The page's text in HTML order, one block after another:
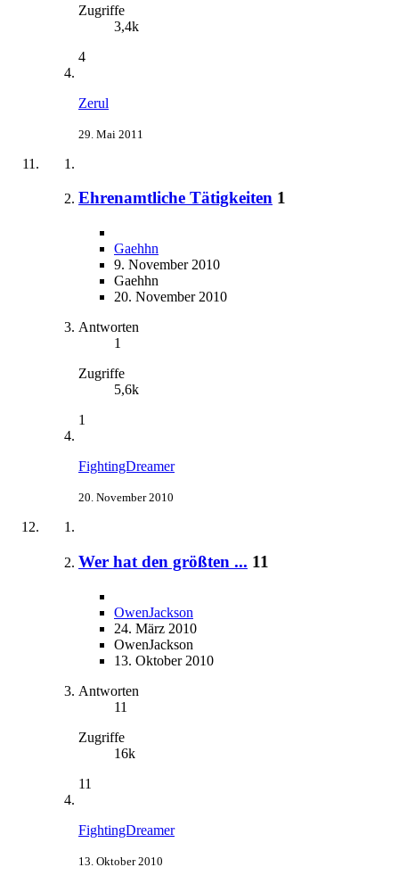
Zugriffe
3,4k
4
Zerul
29. Mai 2011
Ehrenamtliche Tätigkeiten 1
Gaehhn
9. November 2010
Gaehhn
20. November 2010
Antworten
1
Zugriffe
5,6k
1
FightingDreamer
20. November 2010
Wer hat den größten ... 11
OwenJackson
24. März 2010
OwenJackson
13. Oktober 2010
Antworten
11
Zugriffe
16k
11
FightingDreamer
13. Oktober 2010